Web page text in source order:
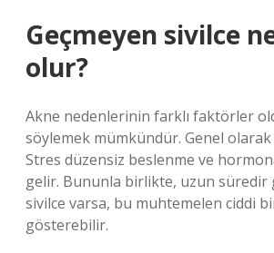
Geçmeyen sivilce
olur?
Akne nedenlerinin farklı faktörler
söylemek mümkündür. Genel
Stres düzensiz beslenme ve
gelir. Bununla birlikte, uzun süredir
sivilce varsa, bu muhtemelen ciddi
gösterebilir.